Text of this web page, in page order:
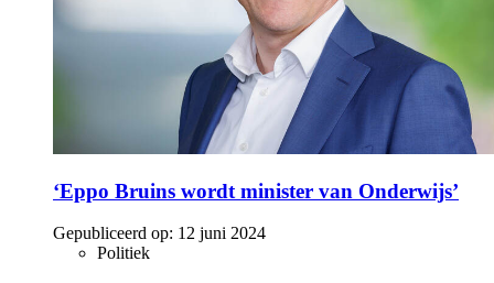
‘Eppo Bruins wordt minister van Onderwijs’
Gepubliceerd op: 12 juni 2024
Politiek